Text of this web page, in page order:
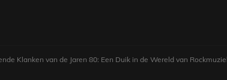
Klanken van de Jaren 80: Een Duik in de Wereld van